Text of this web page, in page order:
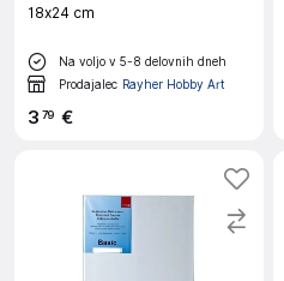
18x24 cm
Na voljo v 5-8 delovnih dneh
Prodajalec Rayher Hobby Art
3 79 €